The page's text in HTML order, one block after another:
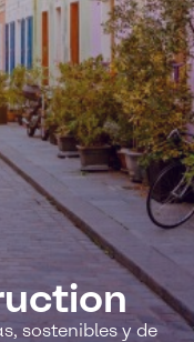
sostenibles y de